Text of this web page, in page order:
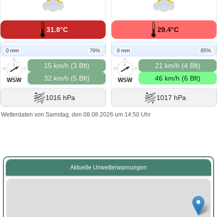
31.8°C
0 mm 76%
N
O
S
W
WSW
15 km/h (3 Bft)
32 km/h (5 Bft)
1016 hPa
29.4°C
0 mm 85%
N
O
S
W
WSW
21 km/h (4 Bft)
46 km/h (6 Bft)
1017 hPa
Wetterdaten von Samstag, den 08.08.2026 um 14:50 Uhr
Aktuelle Unwetterwarnungen